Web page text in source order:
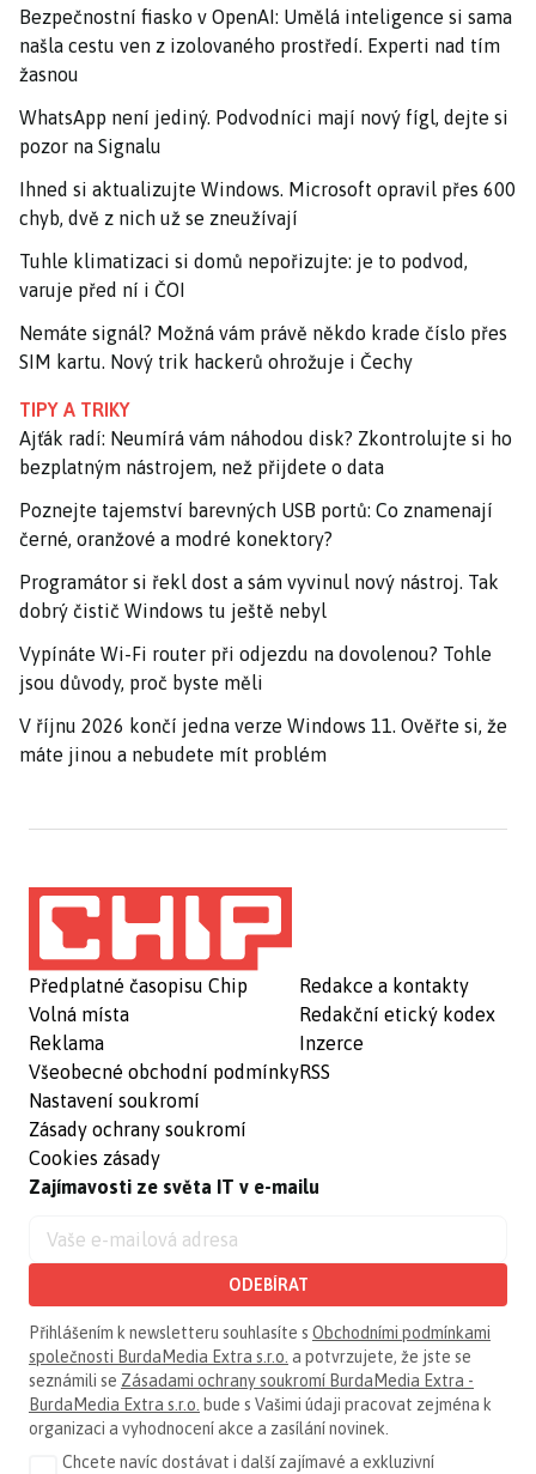
Bezpečnostní fiasko v OpenAI: Umělá inteligence si sama
našla cestu ven z izolovaného prostředí. Experti nad tím
žasnou
WhatsApp není jediný. Podvodníci mají nový fígl, dejte si
pozor na Signalu
Ihned si aktualizujte Windows. Microsoft opravil přes 600
chyb, dvě z nich už se zneužívají
Tuhle klimatizaci si domů nepořizujte: je to podvod,
varuje před ní i ČOI
Nemáte signál? Možná vám právě někdo krade číslo přes
SIM kartu. Nový trik hackerů ohrožuje i Čechy
TIPY A TRIKY
Ajťák radí: Neumírá vám náhodou disk? Zkontrolujte si ho
bezplatným nástrojem, než přijdete o data
Poznejte tajemství barevných USB portů: Co znamenají
černé, oranžové a modré konektory?
Programátor si řekl dost a sám vyvinul nový nástroj. Tak
dobrý čistič Windows tu ještě nebyl
Vypínáte Wi-Fi router při odjezdu na dovolenou? Tohle
jsou důvody, proč byste měli
V říjnu 2026 končí jedna verze Windows 11. Ověřte si, že
máte jinou a nebudete mít problém
Předplatné časopisu Chip
Volná místa
Reklama
Všeobecné obchodní podmínky
Nastavení soukromí
Zásady ochrany soukromí
Cookies zásady
Redakce a kontakty
Redakční etický kodex
Inzerce
RSS
Zajímavosti ze světa IT v e-mailu
ODEBÍRAT
Přihlášením k newsletteru souhlasíte s Obchodními podmínkami
společnosti BurdaMedia Extra s.r.o. a potvrzujete, že jste se
seznámili se Zásadami ochrany soukromí BurdaMedia Extra -
BurdaMedia Extra s.r.o. bude s Vašimi údaji pracovat zejména k
organizaci a vyhodnocení akce a zasílání novinek.
Chcete navíc dostávat i další zajímavé a exkluzivní